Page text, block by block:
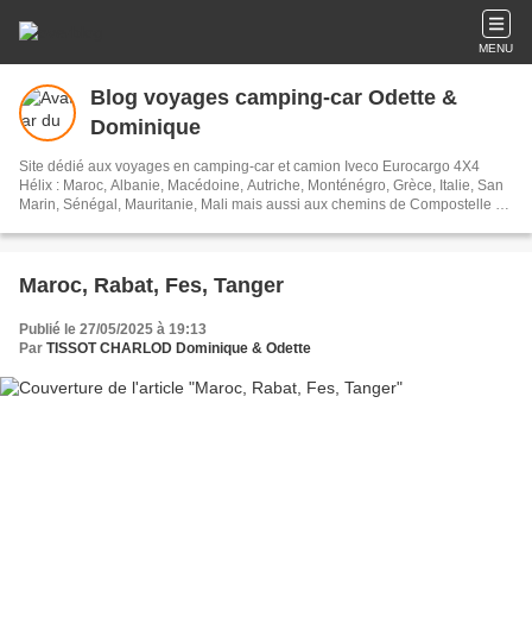
MENU
Blog voyages camping-car Odette &
Dominique
Site dédié aux voyages en camping-car et camion Iveco Eurocargo 4X4
Hélix : Maroc, Albanie, Macédoine, Autriche, Monténégro, Grèce, Italie, San
Marin, Sénégal, Mauritanie, Mali mais aussi aux chemins de Compostelle à
par nos soins. Nous avons visités l'Argentine, le Chili, l'Uruguay, le
Colombie. L'Amerique du Nord, Canada, Etats Unis, Mexique, Bélize,
Guatemala. Un nouveau véhicule en 2018, un J5 Peugeot de 1992, nous
partons vers le Maroc, l'Italie, l'Albanie, la Grèce, la Turquie, la Géorgie,
l'Arménie, l'Iran, les Emirats Arabes Unis, Oman, l'Arabie Saoudite, la
Jordanie, Israël, et retour pour cause de Covid par la Grèce.
Maroc, Rabat, Fes, Tanger
Publié le 27/05/2025 à 19:13
Par TISSOT CHARLOD Dominique & Odette